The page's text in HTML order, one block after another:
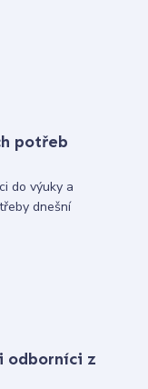
potřeb
do výuky a
dnešní
odborníci z